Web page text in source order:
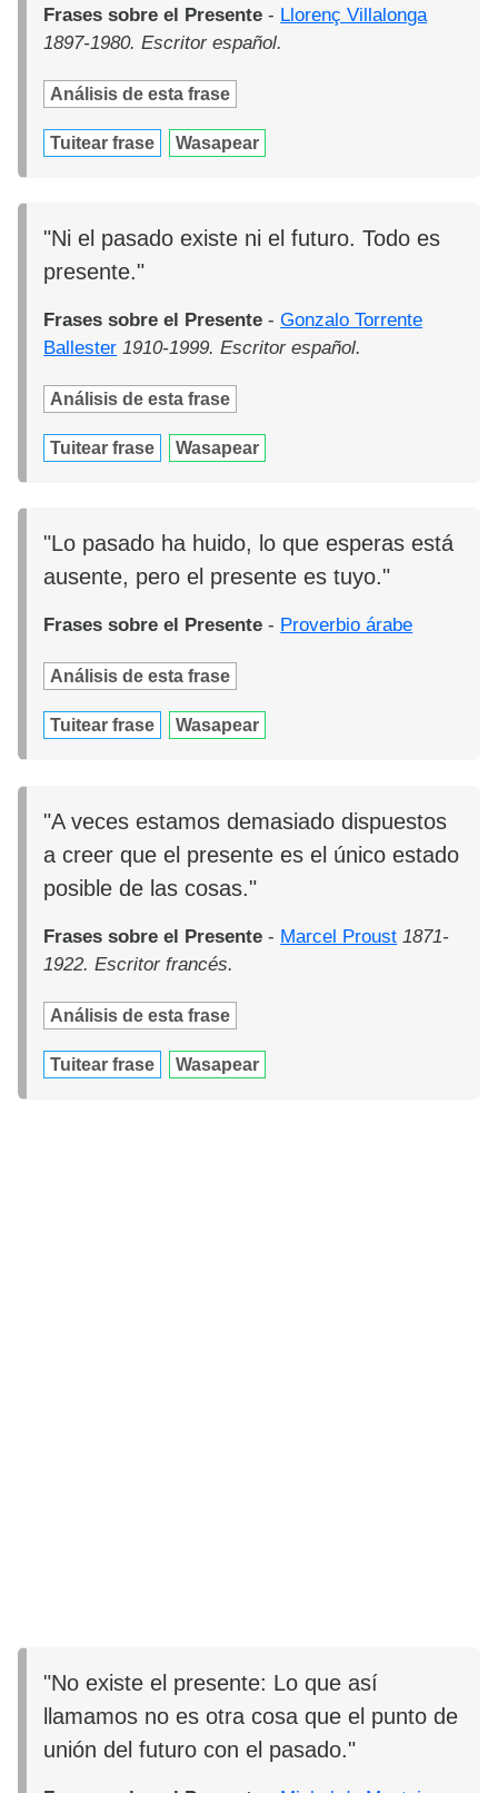
Frases sobre el Presente - Llorenç Villalonga
1897-1980. Escritor español.
Análisis de esta frase
Tuitear frase Wasapear
"Ni el pasado existe ni el futuro. Todo es
presente."
Frases sobre el Presente -Gonzalo Torrente
Ballester 1910-1999. Escritor español.
Análisis de esta frase
Tuitear frase Wasapear
"Lo pasado ha huido, lo que esperas está
ausente, pero el presente es tuyo."
Frases sobre el Presente - Proverbio árabe
Análisis de esta frase
Tuitear frase Wasapear
"A veces estamos demasiado dispuestos
a creer que el presente es el único estado
posible de las cosas."
Frases sobre el Presente - Marcel Proust 1871-
1922. Escritor francés.
Análisis de esta frase
Tuitear frase Wasapear
"No existe el presente: Lo que así
llamamos no es otra cosa que el punto de
unión del futuro con el pasado."